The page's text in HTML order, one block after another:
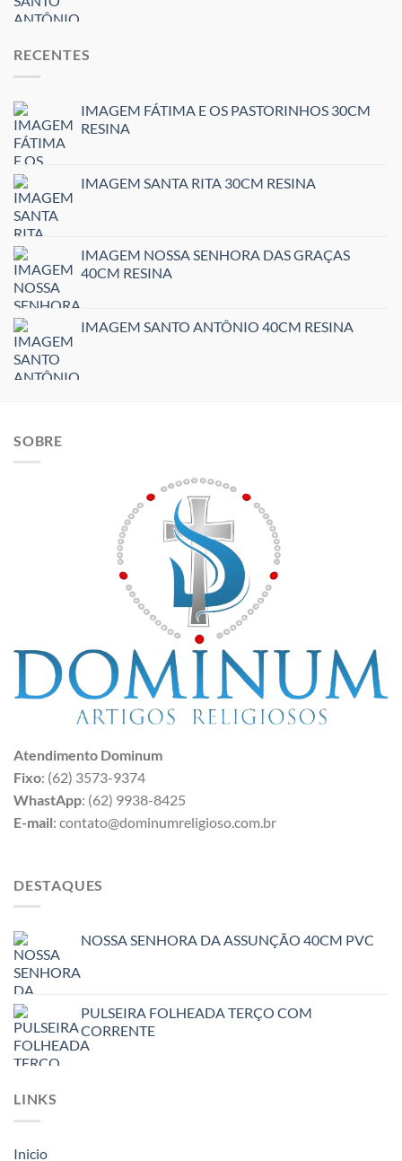
RECENTES
IMAGEM FÁTIMA E OS PASTORINHOS 30CM
RESINA
IMAGEM SANTA RITA 30CM RESINA
IMAGEM NOSSA SENHORA DAS GRAÇAS
40CM RESINA
IMAGEM SANTO ANTÔNIO 40CM RESINA
SOBRE
Atendimento Dominum
Fixo: (62) 3573-9374
WhastApp: (62) 9938-8425
E-mail: contato@dominumreligioso.com.br
DESTAQUES
NOSSA SENHORA DA ASSUNÇÃO 40CM PVC
PULSEIRA FOLHEADA TERÇO COM
CORRENTE
LINKS
Inicio